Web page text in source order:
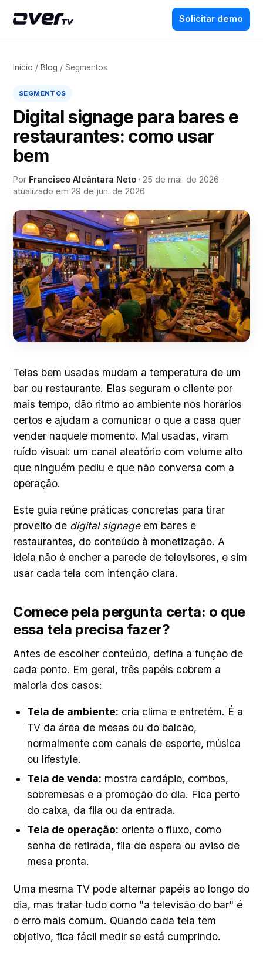
Solicitar demo
Início / Blog / Segmentos
SEGMENTOS
Digital signage para bares e
restaurantes: como usar
bem
Por Francisco Alcântara Neto · 25 de mai. de 2026 ·
atualizado em 29 de jun. de 2026
Telas bem usadas mudam a temperatura de um
bar ou restaurante. Elas seguram o cliente por
mais tempo, dão ritmo ao ambiente nos horários
certos e ajudam a comunicar o que a casa quer
vender naquele momento. Mal usadas, viram
ruído visual: um canal aleatório com volume alto
que ninguém pediu e que não conversa com a
operação.
Este guia reúne práticas concretas para tirar
proveito de digital signageem bares e
restaurantes, do conteúdo à monetização. A
ideia não é encher a parede de televisores, e sim
usar cada tela com intenção clara.
Comece pela pergunta certa: o que
essa tela precisa fazer?
Antes de escolher conteúdo, defina a função de
cada ponto. Em geral, três papéis cobrem a
maioria dos casos:
Tela de ambiente: cria clima e entretém. É a
TV da área de mesas ou do balcão,
normalmente com canais de esporte, música
ou lifestyle.
Tela de venda: mostra cardápio, combos,
sobremesas e a promoção do dia. Fica perto
do caixa, da fila ou da entrada.
Tela de operação: orienta o fluxo, como
senha de retirada, fila de espera ou aviso de
mesa pronta.
Uma mesma TV pode alternar papéis ao longo do
dia, mas tratar tudo como "a televisão do bar" é
o erro mais comum. Quando cada tela tem
objetivo, fica fácil medir se está cumprindo.